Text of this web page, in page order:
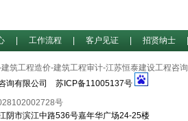
工作流程 客户见证 招贤纳士
筑工程造价-建筑工程审计-江苏恒泰建设工程咨询
询有限公司 苏ICP备11005137号
号
阴市滨江中路536号嘉年华广场24-25楼